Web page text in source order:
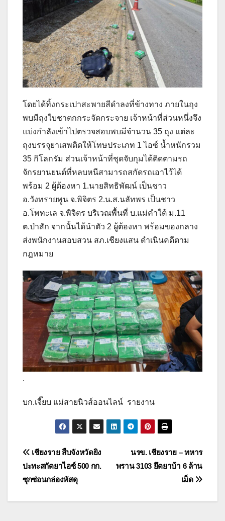
โดยได้ทิ้งกระเปาสะพายสีดำลงที่ข้างทาง ภายในถุง
พบมีถุงใบชาตกกระจัดกระจาย เจ้าหน้าที่ส่วนหนึ่งจึง
แบ่งกำลังเข้าไปตรวจสอบพบมีจำนวน 35 ถุง แต่ละ
ถุงบรรจุยาเสพติดให้โทษประเภท 1 ไอซ์ น้ำหนักรวม
35 กิโลกรัม ส่วนเจ้าหน้าที่ชุดจับกุมได้ติดตามรถ
จักรยานยนต์ที่หลบหนีสามารถสกัดรถเอาไว้ได้
พร้อม 2 ผู้ต้องหา 1.นายสิทธิพัฒน์ เป็นชาว
อ.วังทรายพูน จ.พิจิตร 2.น.ส.นลัทพร เป็นชาว
อ.โพทะเล จ.พิจิตร บริเวณพื้นที่ บ.แม่คำใต้ ม.11
ต.ป่าสัก จากนั้นได้นำตัว 2 ผู้ต้องหา พร้อมของกลาง
ส่งพนักงานสอบสวน สภ.เชียงแสน ดำเนินคดีตาม
กฎหมาย
.
บก.เจี๊ยบ แม่สายนิวส์ออนไลน์ รายงาน
แนะแนว
เรื่อง
นรข. เชียงราย – ทหาร
พราน 3103 ยึดยาบ้า 6 ล้าน
เม็ด
เชียงราย สืบจังหวัดยิง
ปะทะสกัดยาไอซ์ 500 กก.
ซุกซ่อนกล่องพัสดุ